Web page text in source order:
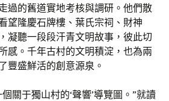
過的舊道實地考核與調研。他們散
望隆慶石牌樓、葉氏宗祠、財神
凝聽一段段汗青文明故事，彼此切
感。千年古村的文明積淀，也為兩
豐盛鮮活的創意源泉。
關于獨山村的‘聲響’導覽圖。”就讀